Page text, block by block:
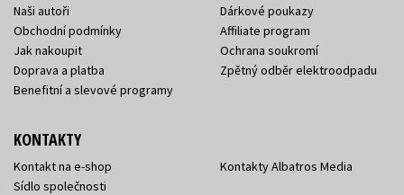
Naši autoři
Obchodní podmínky
Jak nakoupit
Doprava a platba
Benefitní a slevové programy
Dárkové poukazy
Affiliate program
Ochrana soukromí
Zpětný odběr elektroodpadu
KONTAKTY
Kontakt na e-shop
Sídlo společnosti
Kontakty Albatros Media